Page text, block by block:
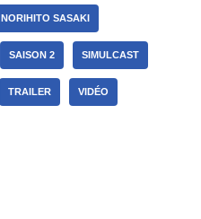
NORIHITO SASAKI
SAISON 2 SIMULCAST
TRAILER VIDÉO